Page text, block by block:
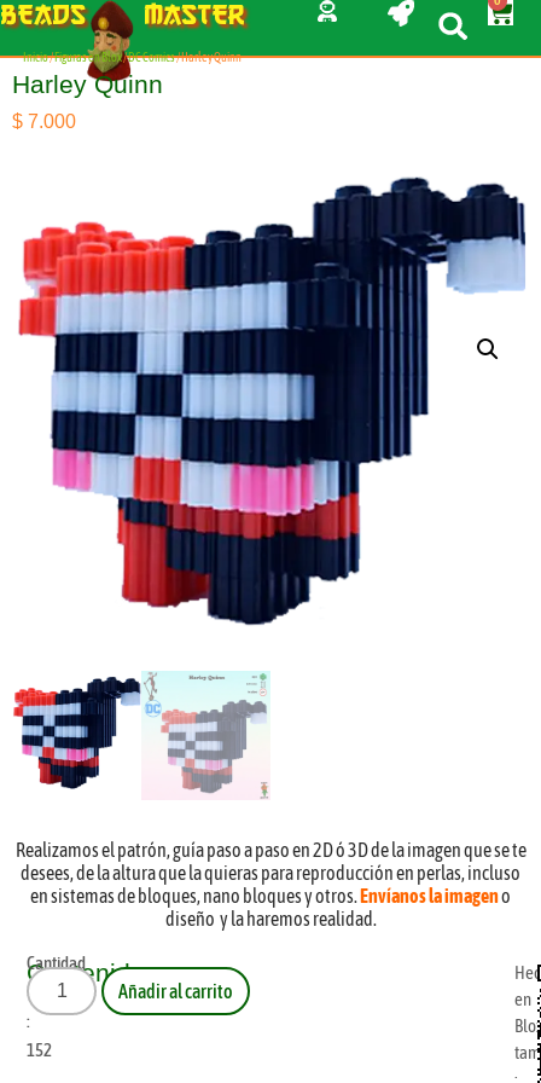
BEADS MASTER
Inicio/Figuras en Blox/DC Comics/ Harley Quinn
Harley Quinn
$ 7.000
Realizamos el patrón, guía paso a paso en 2D ó 3D de la imagen que se te
desees, de la altura que la quieras para reproducción en perlas, incluso
en sistemas de bloques, nano bloques y otros. Envíanos la imageno
diseño y la haremos realidad.
Contenido
Cantidad
Blox
:
152
Añadir al carrito
en
: